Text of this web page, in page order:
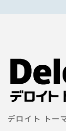
デロイト トー